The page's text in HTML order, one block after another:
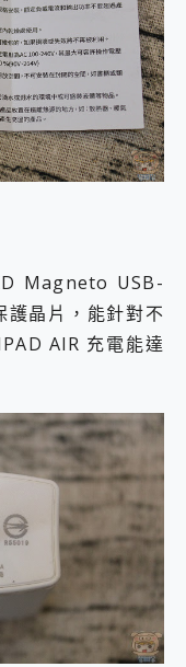
Magneto USB-
護晶片，能針對不
AIR 充電能達